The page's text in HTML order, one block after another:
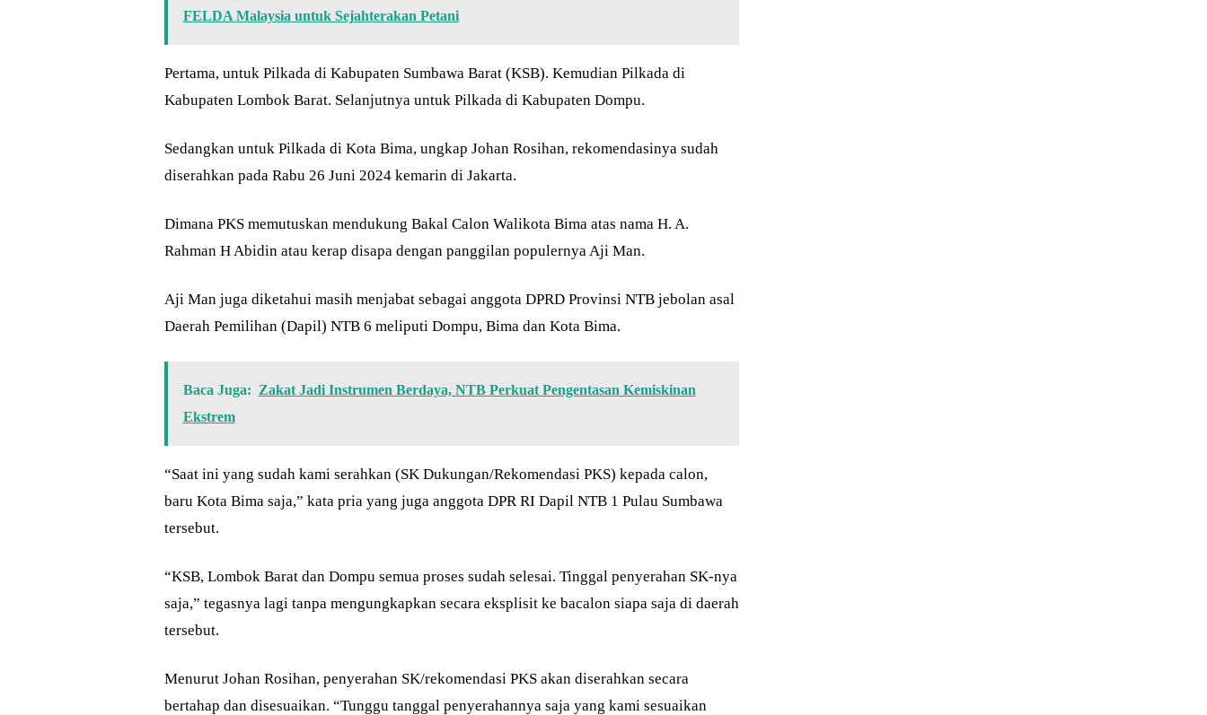
FELDA Malaysia untuk Sejahterakan Petani
Pertama, untuk Pilkada di Kabupaten Sumbawa Barat (KSB). Kemudian Pilkada di
Kabupaten Lombok Barat. Selanjutnya untuk Pilkada di Kabupaten Dompu.
Sedangkan untuk Pilkada di Kota Bima, ungkap Johan Rosihan, rekomendasinya sudah
diserahkan pada Rabu 26 Juni 2024 kemarin di Jakarta.
Dimana PKS memutuskan mendukung Bakal Calon Walikota Bima atas nama H. A.
Rahman H Abidin atau kerap disapa dengan panggilan populernya Aji Man.
Aji Man juga diketahui masih menjabat sebagai anggota DPRD Provinsi NTB jebolan asal
Daerah Pemilihan (Dapil) NTB 6 meliputi Dompu, Bima dan Kota Bima.
Baca Juga: Zakat Jadi Instrumen Berdaya, NTB Perkuat Pengentasan Kemiskinan
Ekstrem
“Saat ini yang sudah kami serahkan (SK Dukungan/Rekomendasi PKS) kepada calon,
baru Kota Bima saja,” kata pria yang juga anggota DPR RI Dapil NTB 1 Pulau Sumbawa
tersebut.
“KSB, Lombok Barat dan Dompu semua proses sudah selesai. Tinggal penyerahan SK-nya
saja,” tegasnya lagi tanpa mengungkapkan secara eksplisit ke bacalon siapa saja di daerah
tersebut.
Menurut Johan Rosihan, penyerahan SK/rekomendasi PKS akan diserahkan secara
bertahap dan disesuaikan. “Tunggu tanggal penyerahannya saja yang kami sesuaikan